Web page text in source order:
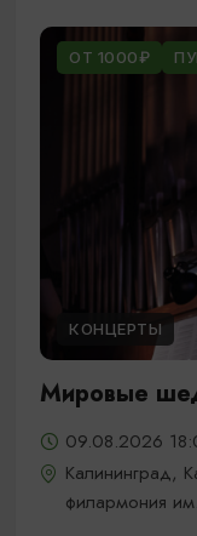
ОТ 1000₽
КОНЦЕРТЫ
Мировые
09.08.2026
Калининград,
филармония